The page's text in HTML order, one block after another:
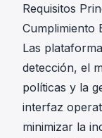
Requisitos
Cumplimiento
Las
detección, el
políticas y la
interfaz
minimizar la